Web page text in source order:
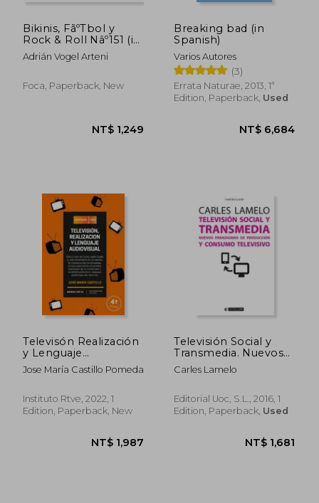
NT$ 1,004
Bikinis, FãºTbol y
Rock & Roll Nâº151 (in
Spanish)
Adrián Vogel Arteni
Foca, Paperback, New
Breaking bad (in
Spanish)
Varios Autores
(3)
Errata Naturae, 2013, 1ª
Edition, Paperback, Used
Televisón Realización
y Lenguaje
Audiovisual 4ta
Edicion (in Spanish)
Jose María Castillo Pomeda
Instituto Rtve, 2022, 1
Edition, Paperback, New
Televisión Social y
Transmedia. Nuevos
Paradigmas de
Producción y
(Manuales) (in
Spanish)
Carles Lamelo
Editorial Uoc, S.L., 2016, 1
Edition, Paperback, Used